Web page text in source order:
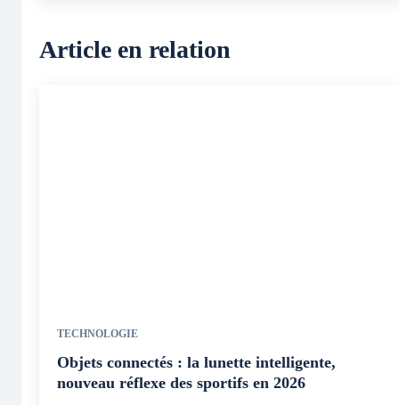
Article en relation
TECHNOLOGIE
Objets connectés : la lunette intelligente,
nouveau réflexe des sportifs en 2026